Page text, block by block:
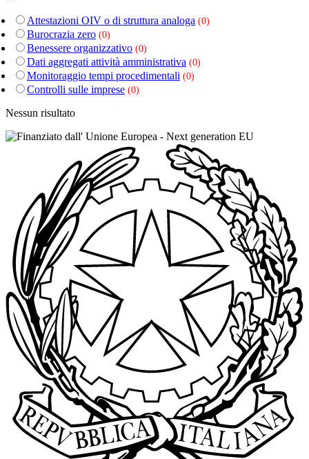
Attestazioni OIV o di struttura analoga (0)
Burocrazia zero (0)
Benessere organizzativo (0)
Dati aggregati attività amministrativa (0)
Monitoraggio tempi procedimentali (0)
Controlli sulle imprese (0)
Nessun risultato